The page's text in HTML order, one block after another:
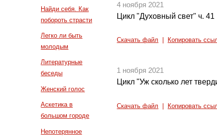
Найди себя. Как
побороть страсти
Легко ли быть
молодым
Литературные
беседы
Женский голос
Аскетика в
большом городе
Непотерянное
4 ноября 2021
Цикл "Духовный свет" ч. 41
Скачать файл Копировать
1 ноября 2021
Цикл "Уж сколько лет
Скачать файл Копировать